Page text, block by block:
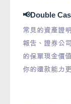
📢Double
常見的資產證
報告、證券公
的保單現金價
你的還款能力